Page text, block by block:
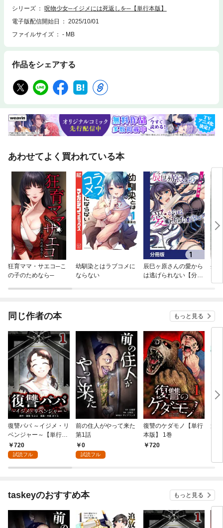
シリーズ
呪物少女─イジメには死返しを─【単行本版】
電子版配信開始日
2025/10/01
ファイルサイズ
- MB
作品をシェアする
あわせてよく買われている本
狂育ママ・サエコ─こ
の子のためなら─
幼馴染とはラブコメに
ならない
辰巳ヶ原さんの愛から
は逃げられない【分冊
外
同じ作者の本 もっと見る
復讐パパ ～イジメ・リ
ベンジャー～【単行本
版】 1巻
720
試読フル
前の住人がやって来た
第1話
0
試読フル
復讐のケダモノ【単行
本版】 1巻
720
追
ィ
taskeyのおすすめ本 もっと見る